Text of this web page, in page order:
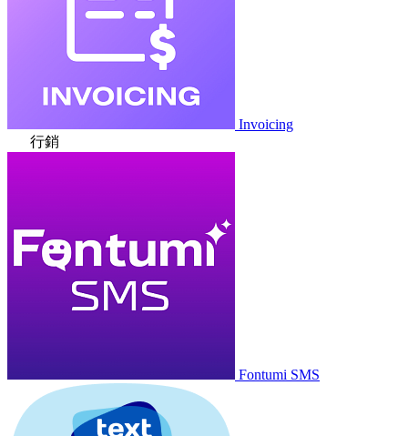
Invoicing
行銷
Fontumi SMS